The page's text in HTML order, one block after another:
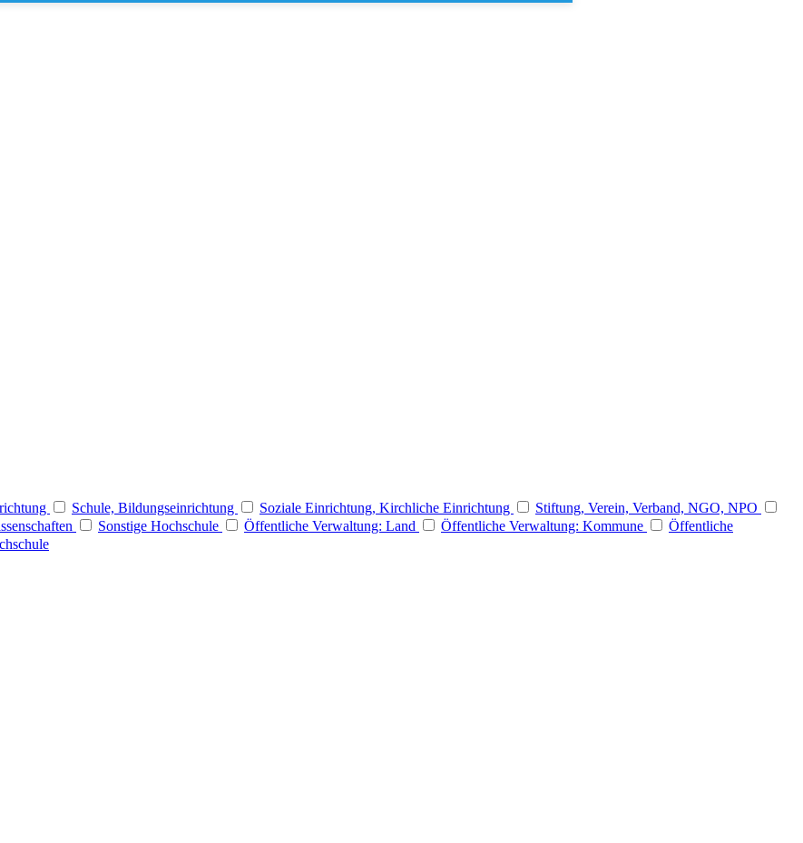
Schule, Bildungseinrichtung Soziale Einrichtung, Kirchliche Einrichtung
Stiftung, Verein, Verband, NGO, NPO
Sonstige Hochschule Öffentliche Verwaltung: Land Öffentliche Verwaltung: Kommune
Öffentliche